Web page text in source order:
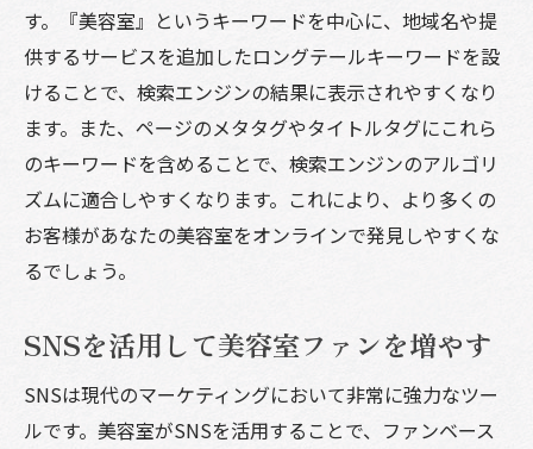
す。『美容室』というキーワードを中心に、地域名や提
供するサービスを追加したロングテールキーワードを設
けることで、検索エンジンの結果に表示されやすくなり
ます。また、ページのメタタグやタイトルタグにこれら
のキーワードを含めることで、検索エンジンのアルゴリ
ズムに適合しやすくなります。これにより、より多くの
お客様があなたの美容室をオンラインで発見しやすくな
るでしょう。
SNSを活用して美容室ファンを増やす
SNSは現代のマーケティングにおいて非常に強力なツー
ルです。美容室がSNSを活用することで、ファンベース